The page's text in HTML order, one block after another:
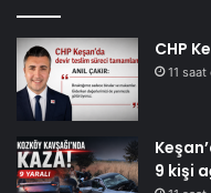
CHP
11 saat
9 kişi